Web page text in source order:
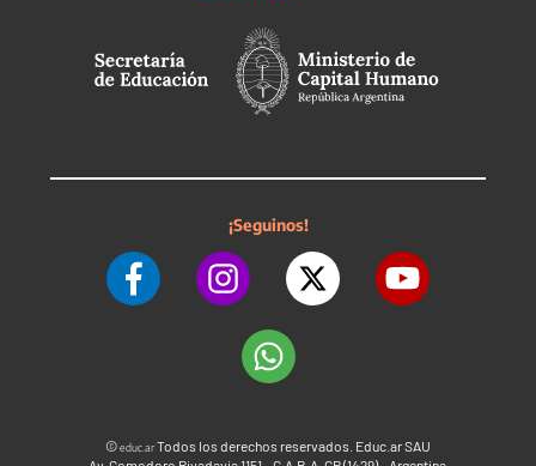
¡Seguinos!
©educ.arTodos los derechos reservados. Educ.ar SAU